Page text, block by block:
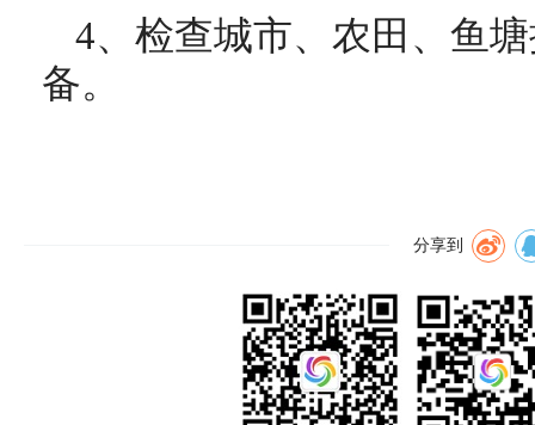
4、检查城市、农田、鱼
备。
分享到